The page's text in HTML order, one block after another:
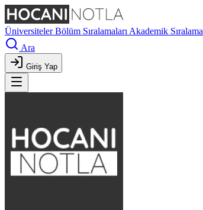
ÜniversitelerBölüm Sıralamaları Akademik Sıralama
Ara
Giriş Yap